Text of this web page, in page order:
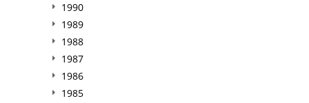
1990
1989
1988
1987
1986
1985